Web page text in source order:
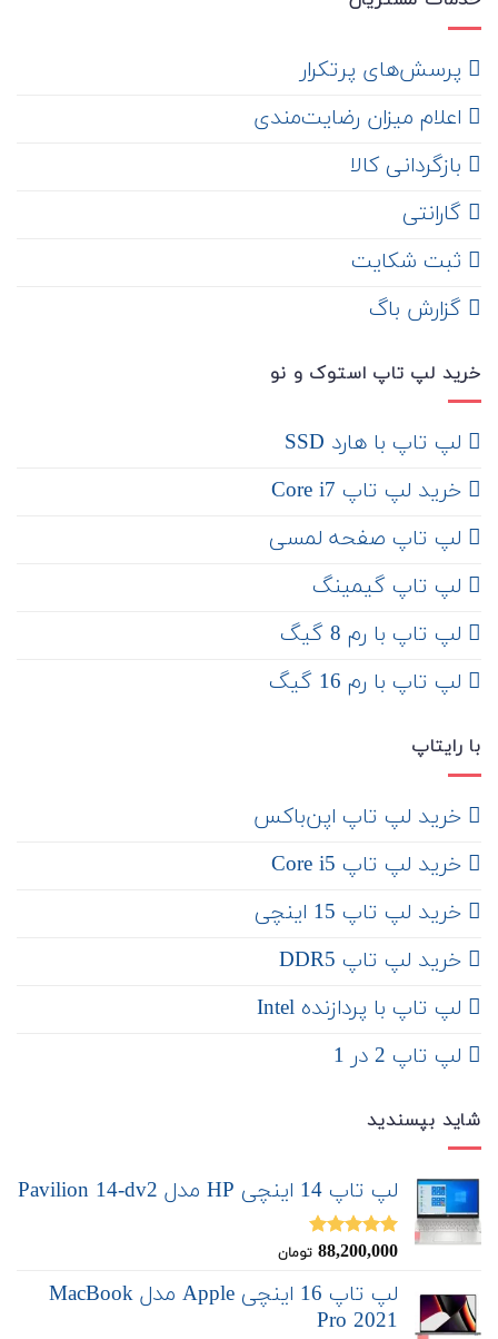
‌ پرسش‌های پرتکرار
اعلام میزان رضایت‌مندی
‌ بازگردانی کالا
گارانتی
ثبت شکایت
‌ گزارش باگ
خرید لپ تاپ استوک و نو
لپ تاپ با هارد SSD
خرید لپ تاپ Core i7
لپ تاپ صفحه لمسی
لپ تاپ گیمینگ
لپ تاپ با رم 8 گیگ
لپ تاپ با رم 16 گیگ
با رایتاپ
‌ خرید لپ تاپ اپن‌باکس
خرید لپ تاپ Core i5
‌‌ خرید لپ تاپ 15 اینچی
خرید لپ تاپ DDR5
لپ تاپ با پردازنده Intel
لپ تاپ 2 در 1
شاید بپسندید
لپ تاپ 14 اینچی HP مدل Pavilion 14-dv2
نمره5.00
88,200,000 تومان
لپ تاپ 16 اینچی Apple مدل MacBook
Pro 2021